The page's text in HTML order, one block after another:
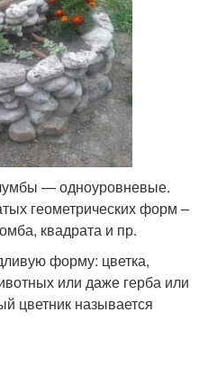
— одноуровневые.
геометрических форм –
квадрата и пр.
форму: цветка,
или даже герба или
цветник называется